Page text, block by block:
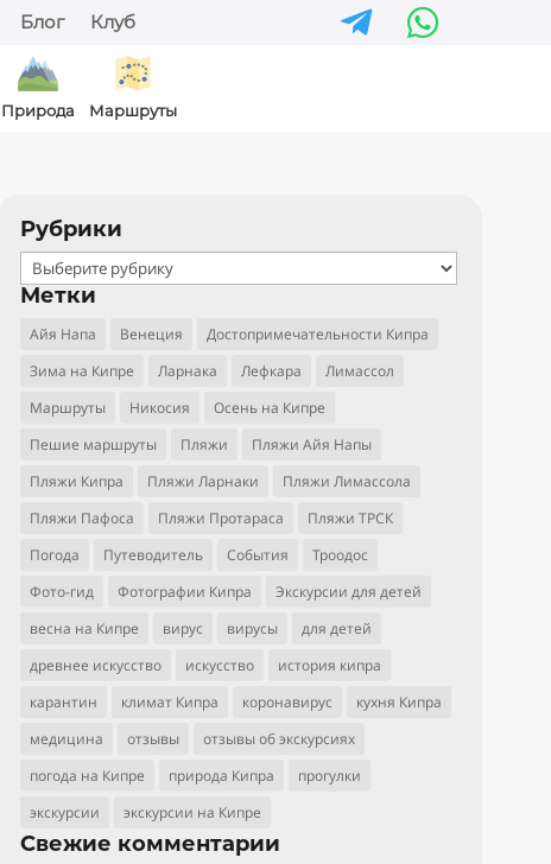
Блог Клуб  
Природа Маршруты
Рубрики
Рубрики
Метки
Айя Напа Венеция
Достопримечательности Кипра
Зима на Кипре
Ларнака Лефкара
Лимассол
Маршруты
Никосия
Осень на Кипре
Пешие маршруты
Пляжи
Пляжи Айя Напы
Пляжи Кипра
Пляжи Ларнаки
Пляжи Лимассола
Пляжи Пафоса
Пляжи Протараса
Пляжи ТРСК
Погода
Путеводитель События
Троодос
Фото-гид
Фотографии Кипра
Экскурсии для детей
весна на Кипре
вирус вирусы
для детей
древнее искусство
искусство
история кипра
карантин
климат Кипра коронавирус
кухня Кипра
медицина
отзывы
отзывы об экскурсиях
погода на Кипре
природа Кипра
прогулки
экскурсии
экскурсии на Кипре
Свежие комментарии